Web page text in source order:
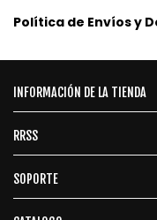
Política de Envíos y
INFORMACIÓN DE LA TIENDA
RRSS
SOPORTE